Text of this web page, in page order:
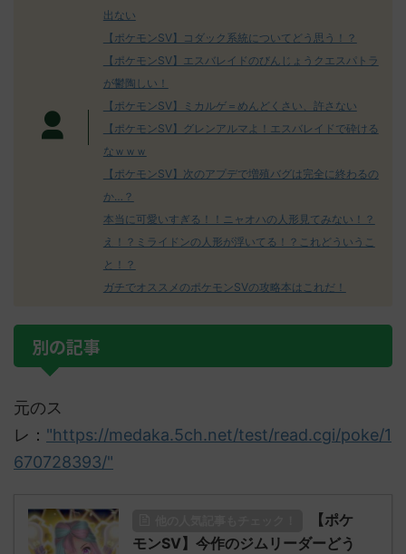
出ない
【ポケモンSV】コダック系統についてどう思う！？
【ポケモンSV】エスバレイドのびんじょうクエスパトラ
が鬱陶しい！
【ポケモンSV】ミカルゲ＝めんどくさい、許さない
【ポケモンSV】グレンアルマよ！エスバレイドで砕ける
なｗｗｗ
【ポケモンSV】次のアプデで増殖バグは完全に終わるの
か…？
本当に可愛いすぎる！！ニャオハの人形見てみない！？
え！？ミライドンの人形が浮いてる！？これどういうこ
と！？
ガチでオススメのポケモンSVの攻略本はこれだ！
別の記事
元のス
レ： "https://medaka.5ch.net/test/read.cgi/poke/1
670728393/"
【ポケ
モンSV】今作のジムリーダーどう